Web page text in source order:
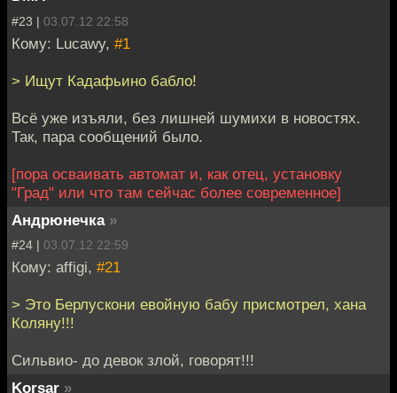
#23 | 03.07.12 22:58
Кому: Lucawy, #1
> Ищут Кадафьино бабло!
Всё уже изъяли, без лишней шумихи в новостях.
Так, пара сообщений было.
[пора осваивать автомат и, как отец, установку
"Град" или что там сейчас более современное]
Андрюнечка »
#24 | 03.07.12 22:59
Кому: affigi, #21
> Это Берлускони евойную бабу присмотрел, хана
Коляну!!!
Сильвио- до девок злой, говорят!!!
Korsar »